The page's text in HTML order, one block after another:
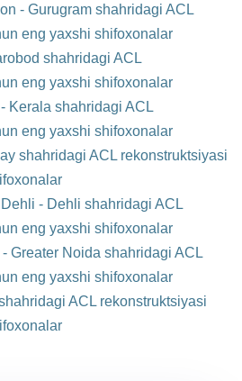
- Gurugram shahridagi ACL
eng yaxshi shifoxonalar
shahridagi ACL
eng yaxshi shifoxonalar
Kerala shahridagi ACL
eng yaxshi shifoxonalar
shahridagi ACL rekonstruktsiyasi
- Dehli shahridagi ACL
eng yaxshi shifoxonalar
Greater Noida shahridagi ACL
eng yaxshi shifoxonalar
ACL rekonstruktsiyasi